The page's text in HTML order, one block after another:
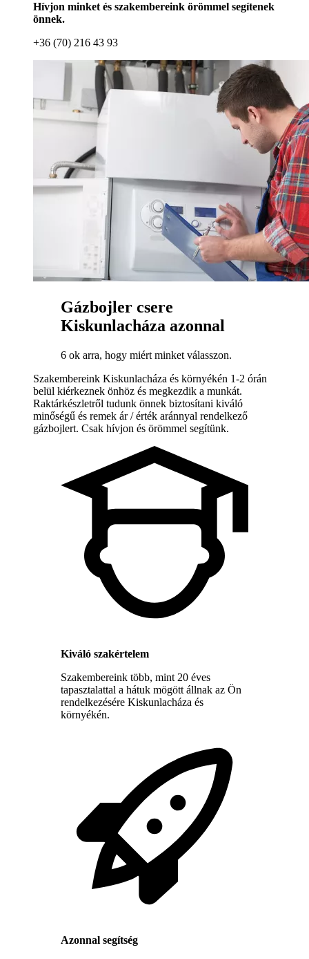
Hívjon minket és szakembereink örömmel segítenek
önnek.
+36 (70) 216 43 93
Gázbojler csere
Kiskunlacháza azonnal
6 ok arra, hogy miért minket válasszon.
Szakembereink Kiskunlacháza és környékén 1-2 órán
belül kiérkeznek önhöz és megkezdik a munkát.
Raktárkészletről tudunk önnek biztosítani kiváló
minőségű és remek ár / érték aránnyal rendelkező
gázbojlert. Csak hívjon és örömmel segítünk.
Kiváló szakértelem
Szakembereink több, mint 20 éves
tapasztalattal a hátuk mögött állnak az Ön
rendelkezésére Kiskunlacháza és
környékén.
Azonnal segítség